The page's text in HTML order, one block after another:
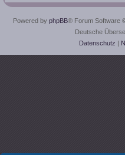
Powered by phpBB® Forum Software
Deutsche
Datenschutz |